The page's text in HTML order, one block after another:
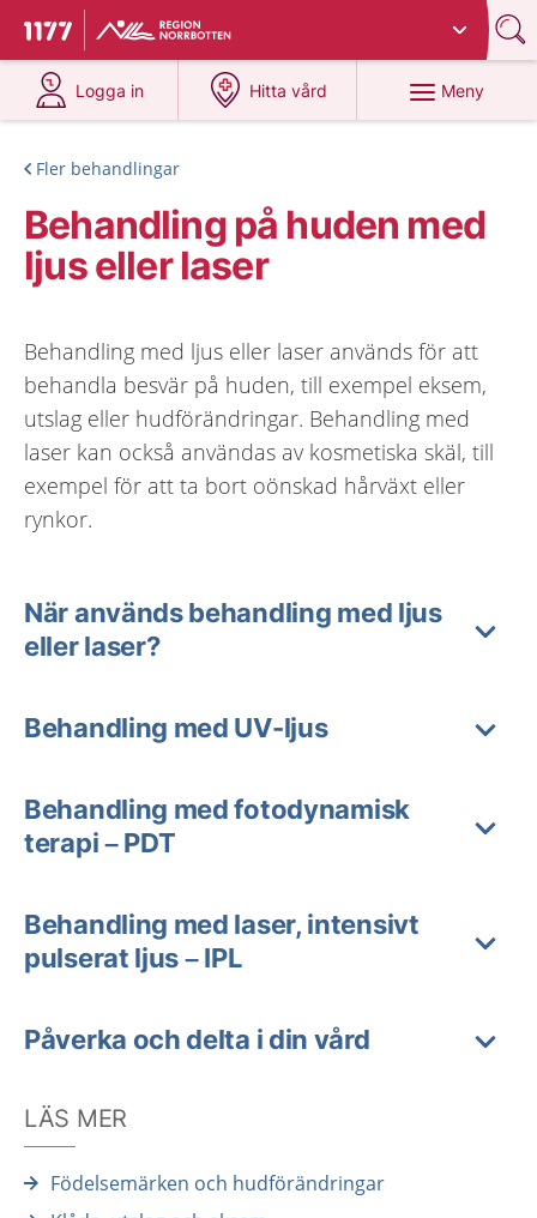
Till startsidan för 1177
Du har valt region
Logga in
på 1177.se
Hitta vård
på 1177.se
Meny
Fler behandlingar
Behandling på huden med
ljus eller laser
Behandling med ljus eller laser används för att
behandla besvär på huden, till exempel eksem,
utslag eller hudförändringar. Behandling med
laser kan också användas av kosmetiska skäl, till
exempel för att ta bort oönskad hårväxt eller
rynkor.
När används behandling med ljus
eller laser?
Behandling med UV-ljus
Behandling med fotodynamisk
terapi – PDT
Behandling med laser, intensivt
pulserat ljus – IPL
Påverka och delta i din vård
LÄS MER
Födelsemärken och hudförändringar